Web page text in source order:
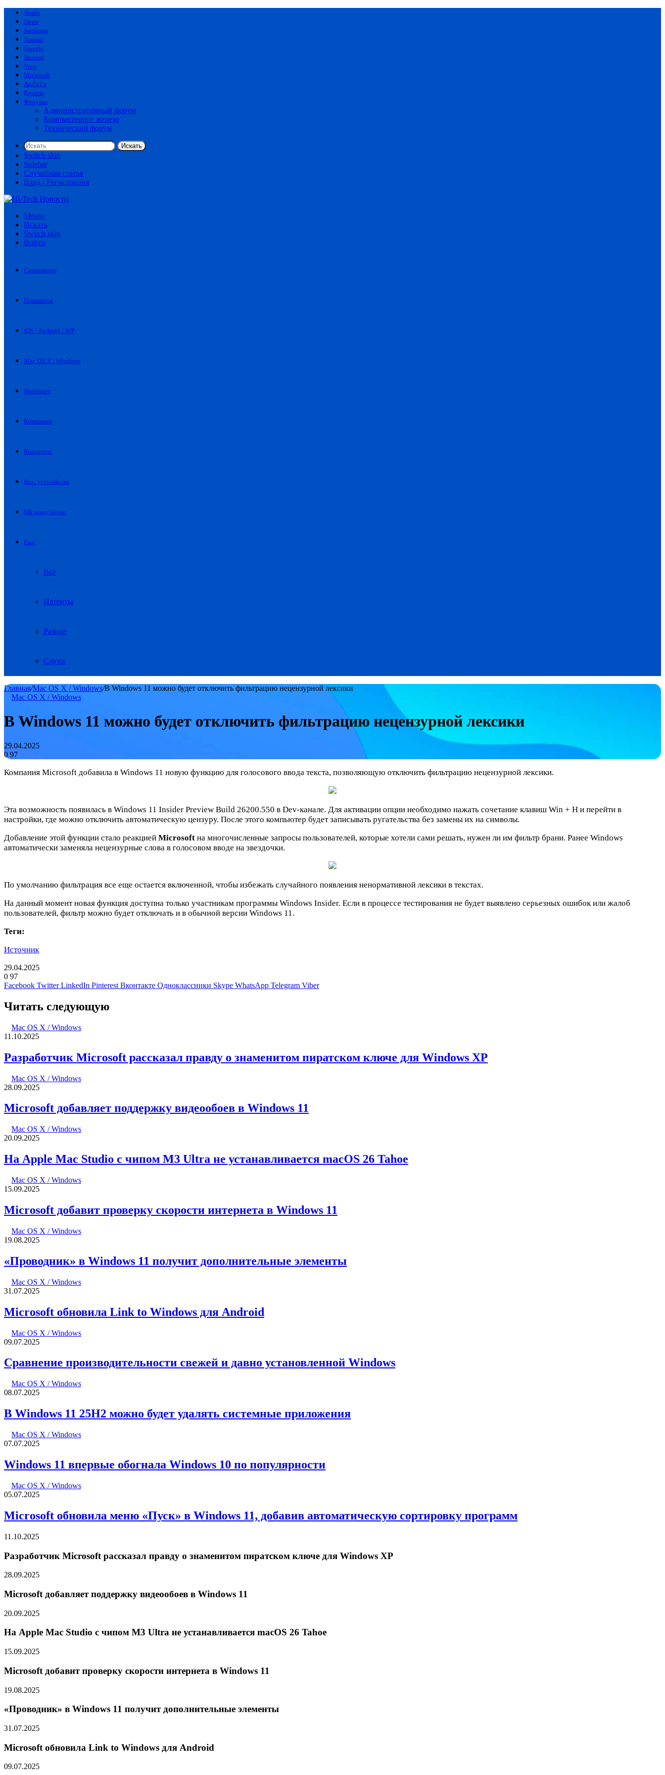
Apple
Oppo
Samsung
Xiaomi
Google
Huawei
Vivo
Microsoft
AnTuTu
Realme
Форумы
Административный форум
Компьютерное железо
Технический форум
Искать
Switch skin
Sidebar
Случайная статья
Вход / Регистрация
Меню
Искать
Switch skin
Войти
Смартфоны
Планшеты
iOS / Android / WP
Mac OS X / Windows
Интернет
Компании
Концепты
Нос. устройства
ПК и ноутбуки
Еще
Все
Патенты
Разное
Слухи
Главная/Mac OS X / Windows/В Windows 11 можно будет отключить фильтрацию нецензурной лексики
Mac OS X / Windows
В Windows 11 можно будет отключить фильтрацию нецензурной лексики
29.04.2025
0 97
Компания Microsoft добавила в Windows 11 новую функцию для голосового ввода текста, позволяющую отключить фильтрацию нецензурной лексики.
Эта возможность появилась в Windows 11 Insider Preview Build 26200.550 в Dev-канале. Для активации опции необходимо нажать сочетание клавиш Win + H и перейти в
настройки, где можно отключить автоматическую цензуру. После этого компьютер будет записывать ругательства без замены их на символы.
Добавление этой функции стало реакцией Microsoft на многочисленные запросы пользователей, которые хотели сами решать, нужен ли им фильтр брани. Ранее Windows
автоматически заменяла нецензурные слова в голосовом вводе на звездочки.
По умолчанию фильтрация все еще остается включенной, чтобы избежать случайного появления ненормативной лексики в текстах.
На данный момент новая функция доступна только участникам программы Windows Insider. Если в процессе тестирования не будет выявлено серьезных ошибок или жалоб
пользователей, фильтр можно будет отключать и в обычной версии Windows 11.
Теги:
Источник
29.04.2025
0 97
Facebook Twitter LinkedIn Pinterest Вконтакте Одноклассники Skype WhatsApp Telegram Viber
Читать следующую
Mac OS X / Windows
11.10.2025
Разработчик Microsoft рассказал правду о знаменитом пиратском ключе для Windows XP
Mac OS X / Windows
28.09.2025
Microsoft добавляет поддержку видеообоев в Windows 11
Mac OS X / Windows
20.09.2025
На Apple Mac Studio с чипом M3 Ultra не устанавливается macOS 26 Tahoe
Mac OS X / Windows
15.09.2025
Microsoft добавит проверку скорости интернета в Windows 11
Mac OS X / Windows
19.08.2025
«Проводник» в Windows 11 получит дополнительные элементы
Mac OS X / Windows
31.07.2025
Microsoft обновила Link to Windows для Android
Mac OS X / Windows
09.07.2025
Сравнение производительности свежей и давно установленной Windows
Mac OS X / Windows
08.07.2025
В Windows 11 25H2 можно будет удалять системные приложения
Mac OS X / Windows
07.07.2025
Windows 11 впервые обогнала Windows 10 по популярности
Mac OS X / Windows
05.07.2025
Microsoft обновила меню «Пуск» в Windows 11, добавив автоматическую сортировку программ
11.10.2025
Разработчик Microsoft рассказал правду о знаменитом пиратском ключе для Windows XP
28.09.2025
Microsoft добавляет поддержку видеообоев в Windows 11
20.09.2025
На Apple Mac Studio с чипом M3 Ultra не устанавливается macOS 26 Tahoe
15.09.2025
Microsoft добавит проверку скорости интернета в Windows 11
19.08.2025
«Проводник» в Windows 11 получит дополнительные элементы
31.07.2025
Microsoft обновила Link to Windows для Android
09.07.2025